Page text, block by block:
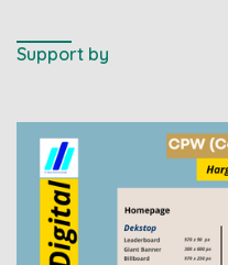
Support by